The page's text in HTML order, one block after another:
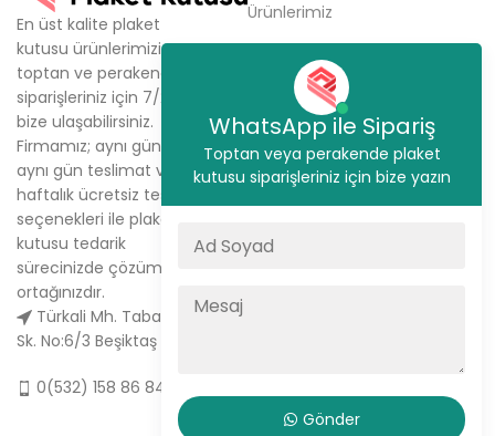
En üst kalite plaket
kutusu ürünlerimizi,
toptan ve perakende
siparişleriniz için 7/24
bize ulaşabilirsiniz.
Firmamız; aynı gün kargo,
aynı gün teslimat ve
haftalık ücretsiz teslimat
seçenekleri ile plaket
kutusu tedarik
sürecinizde çözüm
ortağınızdır.
Türkali Mh. Tabakçı Hüseyin
Sk. No:6/3 Beşiktaş / İstanbul
0(532) 158 86 84
Ürünlerimiz
Metal Plaket Kutusu
Kristal Plaket Kutusu
Tabak Plaket Kutusu
Hakkımızda
Sipariş Ver
İletişim
WhatsApp ile Sipariş
Toptan veya perakende plaket
kutusu siparişleriniz için bize yazın
Gönder